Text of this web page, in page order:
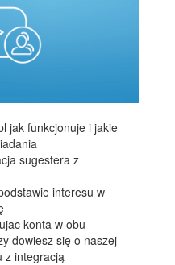
jak funkcjonuje i jakie
sugestera z
interesu w
konta w obu
dowiesz się o naszej
z integracją